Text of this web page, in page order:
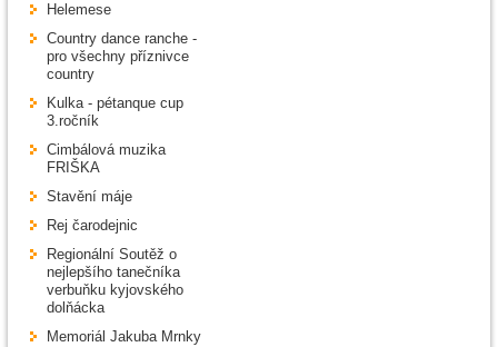
Helemese
Country dance ranche -
pro všechny příznivce
country
Kulka - pétanque cup
3.ročník
Cimbálová muzika
FRIŠKA
Stavění máje
Rej čarodejnic
Regionální Soutěž o
nejlepšího tanečníka
verbuňku kyjovského
dolňácka
Memoriál Jakuba Mrnky